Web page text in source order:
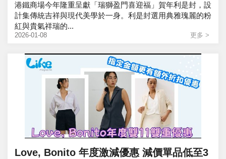
港鐵商場今年隆重呈獻「瑞獅盈門喜迎福」賀年利是封，設
計集傳統吉祥與現代美學於一身。利是封選用典雅瑰麗的粉
紅與貴氣祥瑞的...
2026-01-08 更多 >
Love, Bonito 年度激減優惠 減價單品低至3